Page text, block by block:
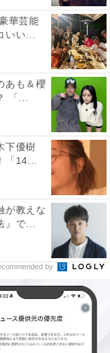
華芸能
いい...
あも＆櫻
「...
下優樹
「14...
が教えな
』で...
by